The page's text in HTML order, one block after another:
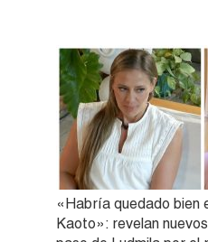
«Habría quedado bien
Kaoto»: revelan